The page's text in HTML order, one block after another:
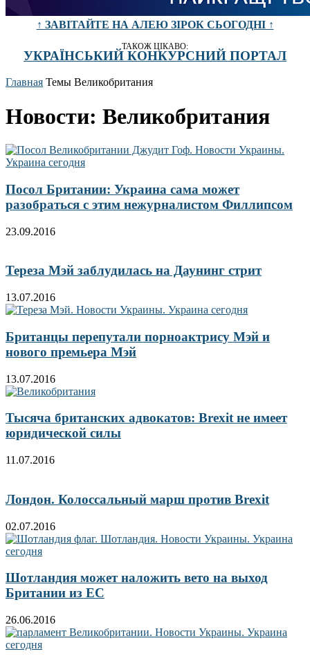
↑ ЗАВІТАЙТЕ НА АЛЕЮ ЗІРОК СЬОГОДНІ ↑
ТАКОЖ ЦІКАВО:
УКРАЇНСЬКИЙ КОНКУРСНИЙ ПОРТАЛ
Главная Темы Великобритания
Новости: Великобритания
Посол Британии: Украина сама может
разобраться с этим нежурналистом Филлипсом
23.09.2016
Тереза Мэй заблудилась на Даунинг стрит
13.07.2016
Британцы перепутали порноактрису Мэй и
нового премьера Мэй
13.07.2016
Тысяча британских адвокатов: Brexit не имеет
юридической силы
11.07.2016
Лондон. Колоссальный марш против Brexit
02.07.2016
Шотландия может наложить вето на выход
Британии из ЕС
26.06.2016